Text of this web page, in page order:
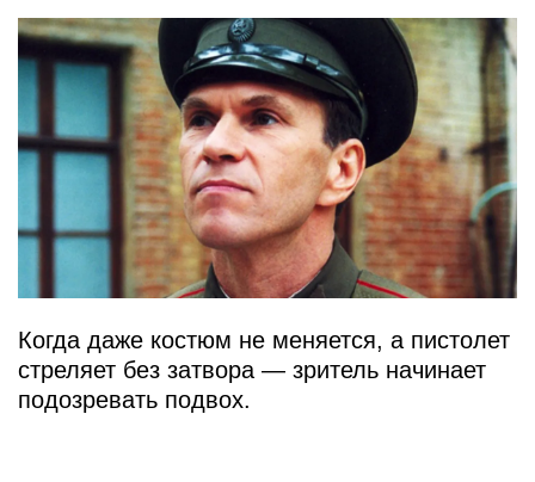
Когда даже костюм не меняется, а пистолет
стреляет без затвора — зритель начинает
подозревать подвох.